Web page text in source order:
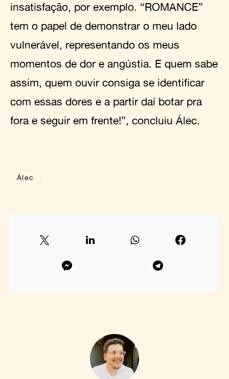
insatisfação, por exemplo. “ROMANCE”
tem o papel de demonstrar o meu lado
vulnerável, representando os meus
momentos de dor e angústia. E quem sabe
assim, quem ouvir consiga se identificar
com essas dores e a partir daí botar pra
fora e seguir em frente!”, concluiu Álec.
Álec